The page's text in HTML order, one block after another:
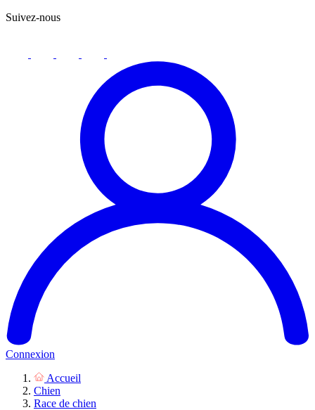
Suivez-nous
Connexion
Accueil
Chien
Race de chien